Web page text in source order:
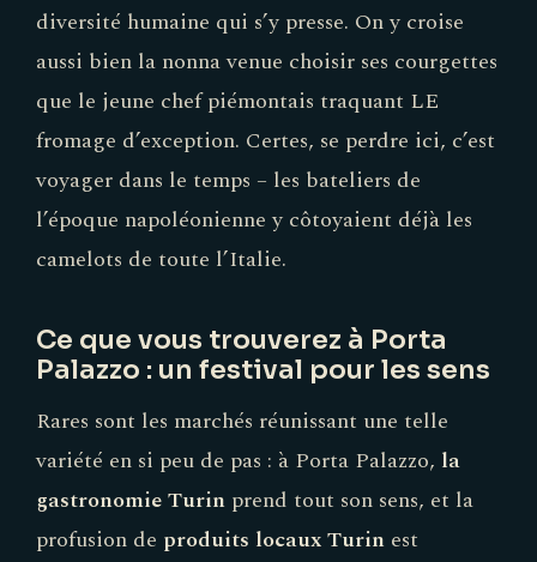
diversité humaine qui s’y presse. On y croise
aussi bien la nonna venue choisir ses courgettes
que le jeune chef piémontais traquant LE
fromage d’exception. Certes, se perdre ici, c’est
voyager dans le temps – les bateliers de
l’époque napoléonienne y côtoyaient déjà les
camelots de toute l’Italie.
Ce que vous trouverez à Porta
Palazzo : un festival pour les sens
Rares sont les marchés réunissant une telle
variété en si peu de pas : à Porta Palazzo, la
gastronomie Turin prend tout son sens, et la
profusion de produits locaux Turin est